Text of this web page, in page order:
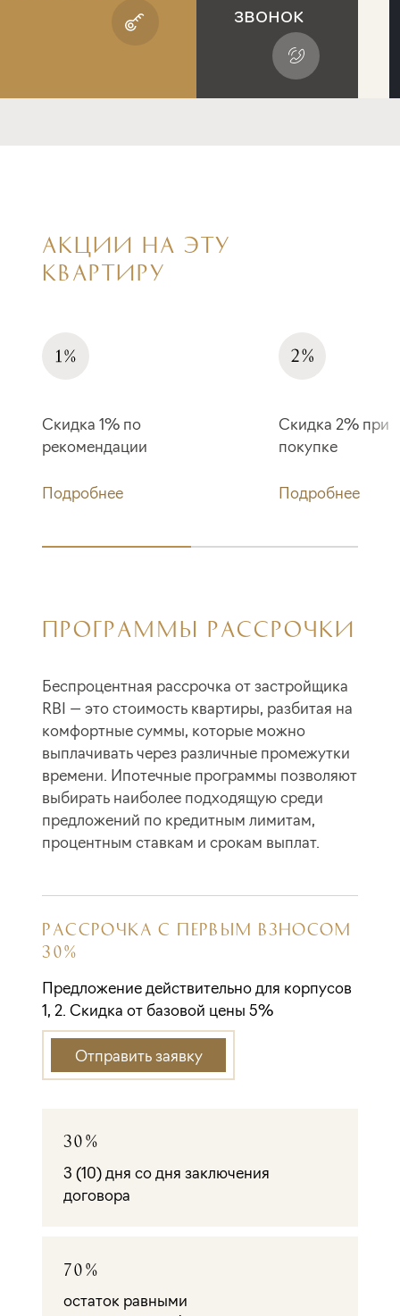
звонок
АКЦИИ НА ЭТУ
КВАРТИРУ
Скидка 1% по
рекомендации
Подробнее
Скидка 2% при
покупке
Подробнее
ПРОГРАММЫ РАССРОЧКИ
Беспроцентная рассрочка от застройщика
RBI — это стоимость квартиры, разбитая на
комфортные суммы, которые можно
выплачивать через различные промежутки
времени. Ипотечные программы позволяют
выбирать наиболее подходящую среди
предложений по кредитным лимитам,
процентным ставкам и срокам выплат.
РАССРОЧКА С ПЕРВЫМ ВЗНОСОМ
30%
Предложение действительно для корпусов
1, 2. Скидка от базовой цены 5%
Отправить заявку
30%
3 (10) дня со дня заключения
договора
70%
остаток равными